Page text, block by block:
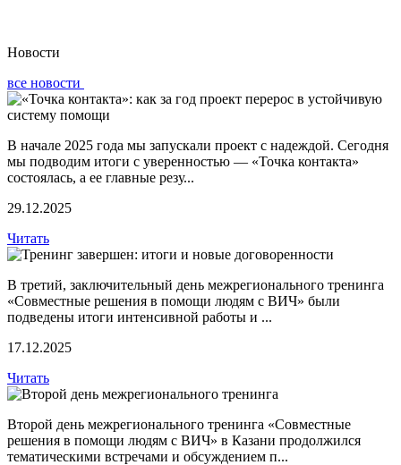
Новости
все новости
В начале 2025 года мы запускали проект с надеждой. Сегодня
мы подводим итоги с уверенностью — «Точка контакта»
состоялась, а ее главные резу...
29.12.2025
Читать
В третий, заключительный день межрегионального тренинга
«Совместные решения в помощи людям с ВИЧ» были
подведены итоги интенсивной работы и ...
17.12.2025
Читать
Второй день межрегионального тренинга «Совместные
решения в помощи людям с ВИЧ» в Казани продолжился
тематическими встречами и обсуждением п...